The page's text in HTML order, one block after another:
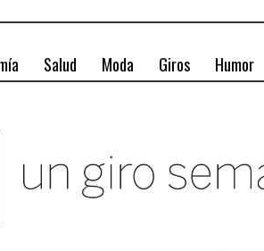
Salud Moda Giros Humor